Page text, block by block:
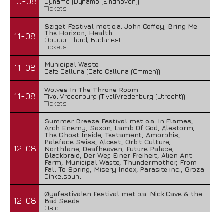
Tickets
11-08
Sziget Festival met o.a. John Coffey, Bring Me
The Horizon, Health
Óbudai Eiland, Budapest
Tickets
11-08
Municipal Waste
Cafe Calluna (Cafe Calluna (Ommen))
11-08
Wolves In The Throne Room
TivoliVredenburg (TivoliVredenburg (Utrecht))
Tickets
12-08
Summer Breeze Festival met o.a. In Flames,
Arch Enemy, Saxon, Lamb Of God, Alestorm,
The Ghost Inside, Testament, Amorphis,
Paleface Swiss, Alcest, Orbit Culture,
Northlane, Deafheaven, Future Palace,
Blackbraid, Der Weg Einer Freiheit, Alien Ant
Farm, Municipal Waste, Thundermother, From
Fall To Spring, Misery Index, Parasite inc., Groza
Dinkelsbühl
12-08
Øyafestivalen Festival met o.a. Nick Cave & the
Bad Seeds
Oslo